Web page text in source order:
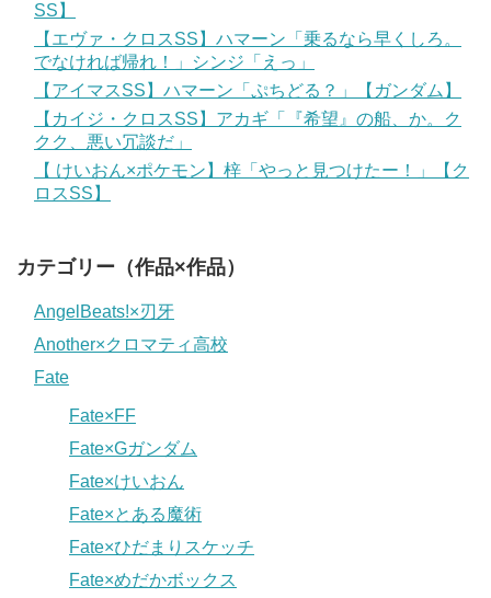
SS】
【エヴァ・クロスSS】ハマーン「乗るなら早くしろ。
でなければ帰れ！」シンジ「えっ」
【アイマスSS】ハマーン「ぷちどる？」【ガンダム】
【カイジ・クロスSS】アカギ「『希望』の船、か。ク
クク、悪い冗談だ」
【 けいおん×ポケモン】梓「やっと見つけたー！」【ク
ロスSS】
カテゴリー（作品×作品）
AngelBeats!×刃牙
Another×クロマティ高校
Fate
Fate×FF
Fate×Gガンダム
Fate×けいおん
Fate×とある魔術
Fate×ひだまりスケッチ
Fate×めだかボックス